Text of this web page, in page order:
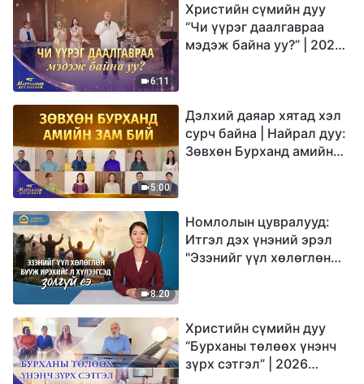
6:11
Христийн сүмийн дуу
“Чи үүрэг даалгавраа
мэдэж байна уу?” | 2026
5:00
Дэлхий даяар хятад хэл
сурч байна | Найрал дуу:
Зөвхөн Бурханд амийн
8:20
Номлолын цувралууд:
Итгэл дэх үнэний эрэл
"Эзэнийг үүл хөлөглөн
Христийн сүмийн дуу
“Бурханы төлөөх үнэнч
зүрх сэтгэл” | 2026